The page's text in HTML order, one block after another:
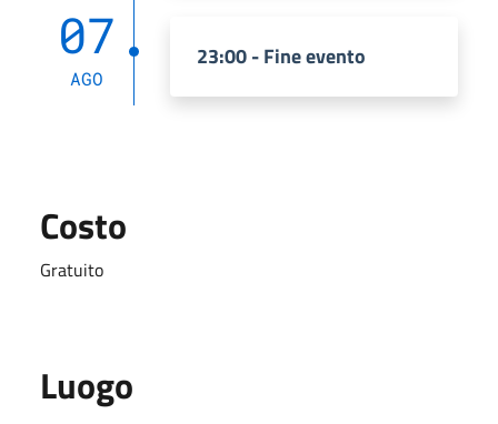
07
AGO
23:00 - Fine evento
Costo
Gratuito
Luogo